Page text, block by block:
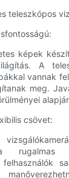
teleszkópos
képek
A
vannak
meg.
csövet:
rugalmas
felhasználók